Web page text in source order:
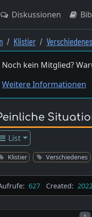
Diskussionen
Klistier Verschiedenes
Noch kein Mitglied?
Weitere Informationen
List
Klistier Verschiedenes
627 Created: